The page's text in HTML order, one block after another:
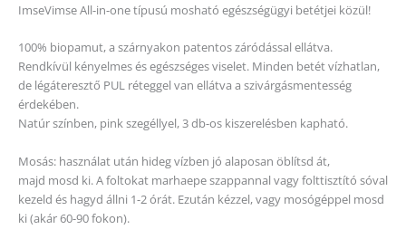
ImseVimse All-in-one típusú mosható egészségügyi betétjei közül!
100% biopamut, a szárnyakon patentos záródással ellátva.
Rendkívül kényelmes és egészséges viselet. Minden betét vízhatlan,
de légáteresztő PUL réteggel van ellátva a szivárgásmentesség
érdekében.
Natúr színben, pink szegéllyel, 3 db-os kiszerelésben kapható.
Mosás: használat után hideg vízben jó alaposan öblítsd át,
majd mosd ki. A foltokat marhaepe szappannal vagy folttisztító sóval
kezeld és hagyd állni 1-2 órát. Ezután kézzel, vagy mosógéppel mosd
ki (akár 60-90 fokon).